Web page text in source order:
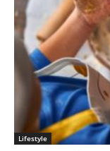
Lifestyle